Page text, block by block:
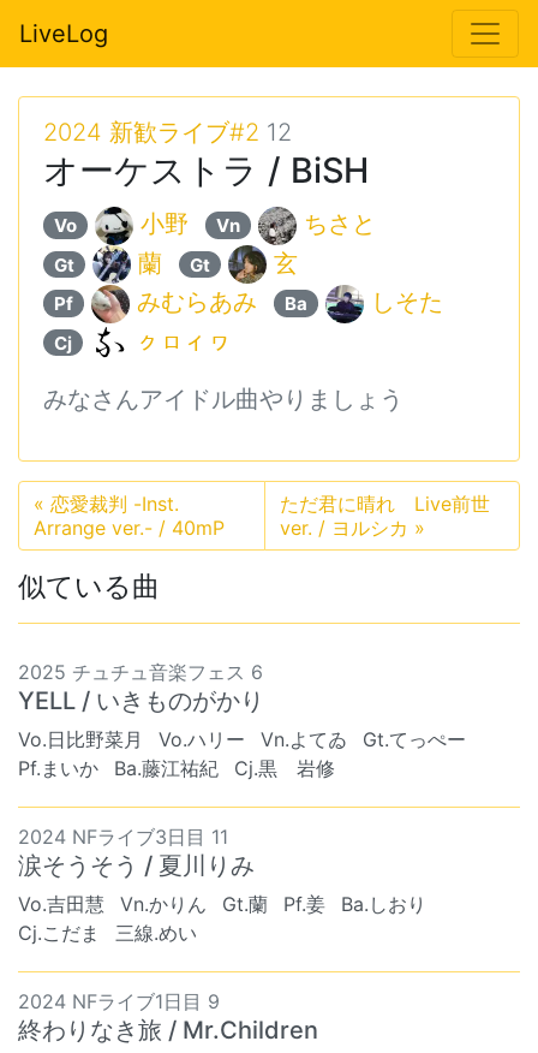
LiveLog
2024 新歓ライブ#2 12
オーケストラ / BiSH
Vo 小野 Vn ちさと
Gt 蘭 Gt 玄
Pf みむらあみ Ba しそた
Cj ㇰㇿィヮ
みなさんアイドル曲やりましょう
« 恋愛裁判 -Inst.
Arrange ver.- / 40mP
ただ君に晴れ Live前世
ver. / ヨルシカ »
似ている曲
2025 チュチュ音楽フェス 6
YELL / いきものがかり
Vo.日比野菜月 Vo.ハリー Vn.よてゐ
Gt.てっぺー
Pf.まいか
Ba.藤江祐紀 Cj.黒 岩修
2024 NFライブ3日目 11
涙そうそう / 夏川りみ
Vo.吉田慧 Vn.かりん Gt.蘭 Pf.姜
Ba.しおり
Cj.こだま
三線.めい
2024 NFライブ1日目 9
終わりなき旅 / Mr.Children